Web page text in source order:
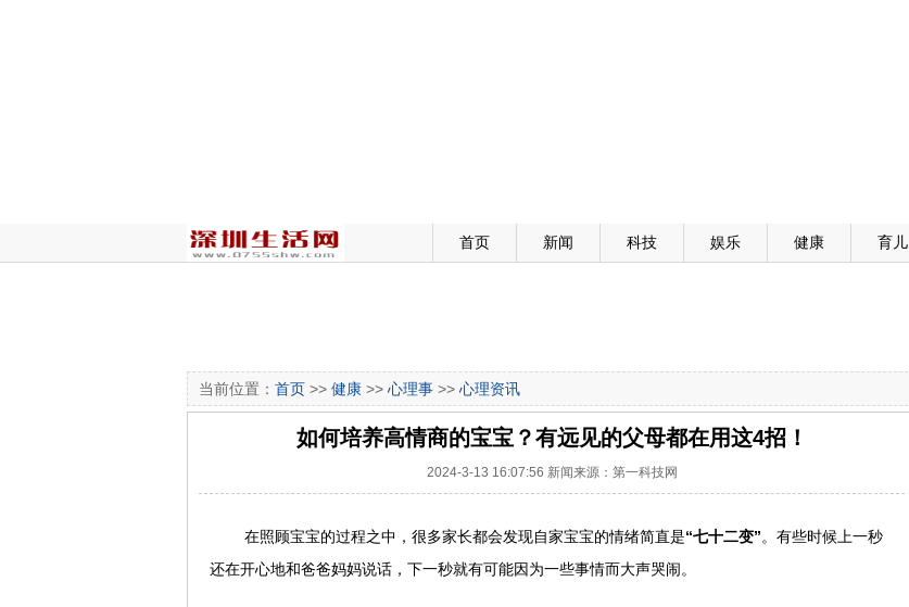
首页 新闻 科技 娱乐 健康 育儿
当前位置： 首页 >> 健康 >> 心理事 >> 心理资讯
如何培养高情商的宝宝？有远见的父母都在用这4招！
2024-3-13 16:07:56 新闻来源：第一科技网
在照顾宝宝的过程之中，很多家长都会发现自家宝宝的情绪简直是“七十二变”。有些时候上一秒
还在开心地和爸爸妈妈说话，下一秒就有可能因为一些事情而大声哭闹。